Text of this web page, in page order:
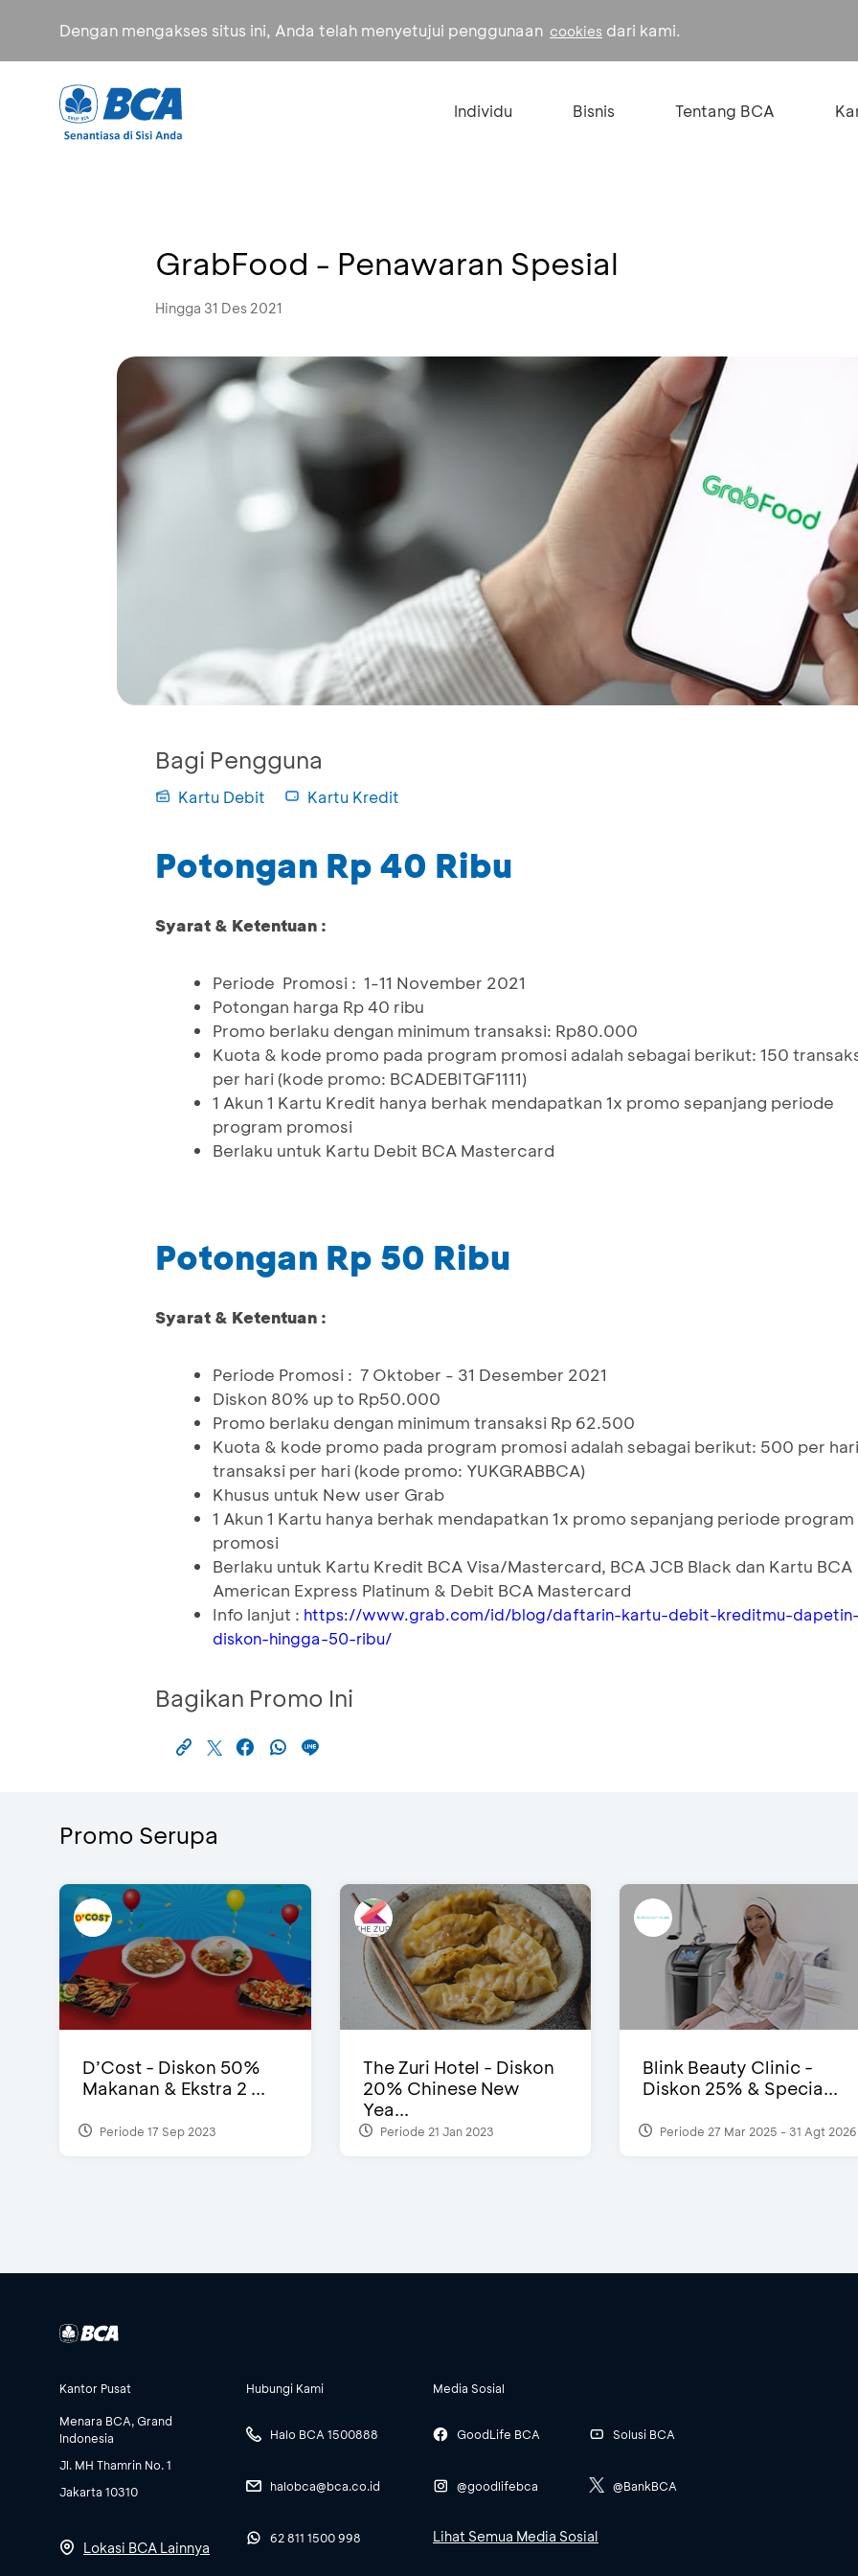
Dengan mengakses situs ini, Anda telah menyetujui penggunaan cookies dari kami.
Individu Bisnis Tentang BCA
GrabFood - Penawaran Spesial
Hingga 31 Des 2021
Bagi Pengguna
Kartu Debit Kartu Kredit
Potongan Rp 40 Ribu
Syarat & Ketentuan :
Periode Promosi : 1-11 November 2021
Potongan harga Rp 40 ribu
Promo berlaku dengan minimum transaksi: Rp80.000
Kuota & kode promo pada program promosi adalah sebagai berikut: 150
per hari (kode promo: BCADEBITGF1111)
1 Akun 1 Kartu Kredit hanya berhak mendapatkan 1x promo sepanjang periode
program promosi
Berlaku untuk Kartu Debit BCA Mastercard
Potongan Rp 50 Ribu
Syarat & Ketentuan :
Periode Promosi : 7 Oktober - 31 Desember 2021
Diskon 80% up to Rp50.000
Promo berlaku dengan minimum transaksi Rp 62.500
Kuota & kode promo pada program promosi adalah sebagai berikut: 500 per hari
transaksi per hari (kode promo: YUKGRABBCA)
Khusus untuk New user Grab
1 Akun 1 Kartu hanya berhak mendapatkan 1x promo sepanjang periode program
promosi
Berlaku untuk Kartu Kredit BCA Visa/Mastercard, BCA JCB Black dan Kartu BCA
American Express Platinum & Debit BCA Mastercard
Info lanjut : https://www.grab.com/id/blog/daftarin-kartu-debit-kreditmu-
diskon-hingga-50-ribu/
Bagikan Promo Ini
Promo Serupa
D’Cost - Diskon 50%
Makanan & Ekstra 2 ...
Periode 17 Sep 2023
The Zuri Hotel - Diskon
20% Chinese New
Yea...
Periode 21 Jan 2023
Blink Beauty Clinic -
Diskon 25% & Specia...
Periode 27 Mar 2025 - 31 Agt 2026
Kantor Pusat
Menara BCA, Grand
Indonesia
Jl. MH Thamrin No. 1
Jakarta 10310
Lokasi BCA Lainnya
Hubungi Kami
Halo BCA 1500888
halobca@bca.co.id
62 811 1500 998
Media Sosial
GoodLife BCA
@goodlifebca
Solusi BCA
@BankBCA
Lihat Semua Media Sosial